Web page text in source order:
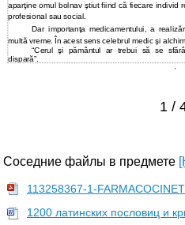
aparţine omul bolnav ştiut fiind că fiecare individ
profesional sau social.
Dar importanţa medicamentului, a
multă vreme. În acest sens celebrul medic şi
“Cerul şi pământul ar trebui să se
dispară”.
1 /
Соседние файлы в предмете
113258367-1-
1200 латинских пословиц и